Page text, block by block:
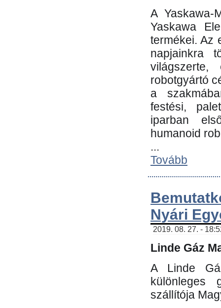
A Yaskawa-
Yaskawa
termékei. Az
napjainkra
robotgyártó
a
festési,
iparban
humanoid
...
Tovább
Nyári
2019. 08. 27. -
Linde Gáz
A Linde
különleges
szállítója